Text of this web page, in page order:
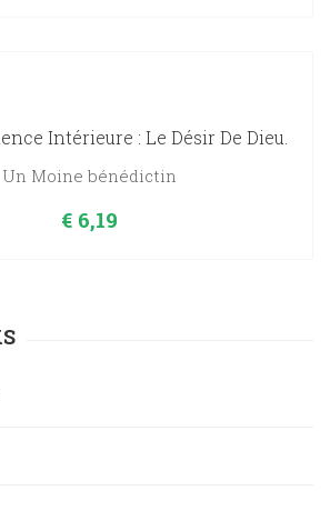
Intérieure : Le Désir De Dieu.
Un Moine bénédictin
€ 6,19